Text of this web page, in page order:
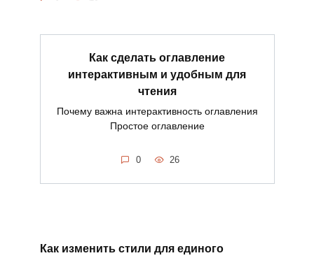
Как сделать оглавление
интерактивным и удобным для
чтения
Почему важна интерактивность оглавления
Простое оглавление
0 26
Как изменить стили для единого